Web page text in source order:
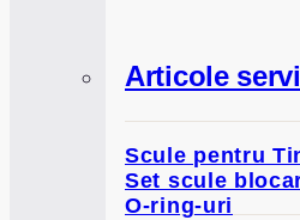
Articole
Scule pentru
Set scule
O-ring-uri